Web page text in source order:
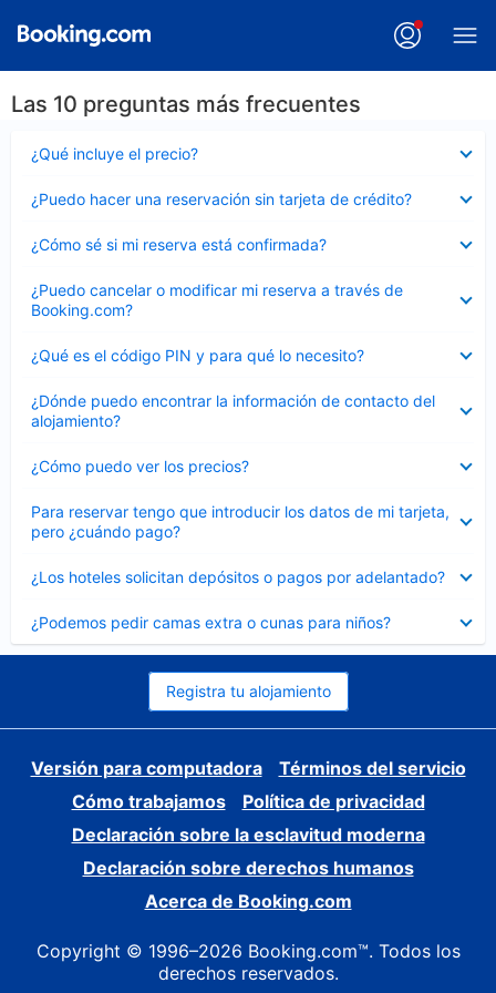
Las 10 preguntas más frecuentes
¿Qué incluye el precio?
cerrado
¿Puedo hacer una reservación sin tarjeta de crédito?
cerrado
¿Cómo sé si mi reserva está confirmada?
cerrado
¿Puedo cancelar o modificar mi reserva a través de
Booking.com?
cerrado
¿Qué es el código PIN y para qué lo necesito?
cerrado
¿Dónde puedo encontrar la información de contacto del
alojamiento?
cerrado
¿Cómo puedo ver los precios?
cerrado
Para reservar tengo que introducir los datos de mi tarjeta,
pero ¿cuándo pago?
cerrado
¿Los hoteles solicitan depósitos o pagos por adelantado?
cerrado
¿Podemos pedir camas extra o cunas para niños?
cerrado
Registra tu alojamiento
Versión para computadora
Términos del servicio
Cómo trabajamos
Política de privacidad
Declaración sobre la esclavitud moderna
Declaración sobre derechos humanos
Acerca de Booking.com
Copyright © 1996–2026 Booking.com™. Todos los
derechos reservados.